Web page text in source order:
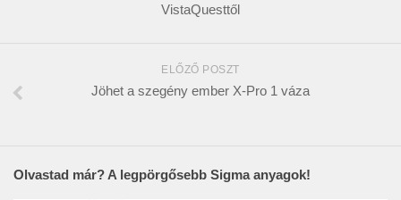
VistaQuesttől
ELŐZŐ POSZT
Jöhet a szegény ember X-Pro 1 váza
Olvastad már? A legpörgősebb Sigma anyagok!